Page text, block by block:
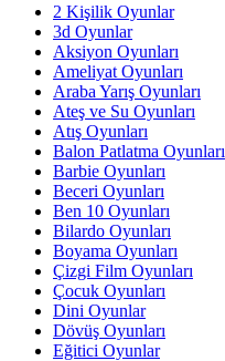
2 Kişilik Oyunlar
3d Oyunlar
Aksiyon Oyunları
Ameliyat Oyunları
Araba Yarış Oyunları
Ateş ve Su Oyunları
Atış Oyunları
Balon Patlatma Oyunları
Barbie Oyunları
Beceri Oyunları
Ben 10 Oyunları
Bilardo Oyunları
Boyama Oyunları
Çizgi Film Oyunları
Çocuk Oyunları
Dini Oyunlar
Dövüş Oyunları
Eğitici Oyunlar